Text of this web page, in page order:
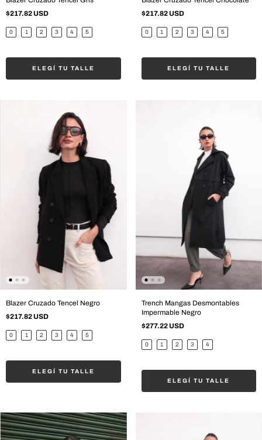
$217.82 USD
0 1 2 3 4 5
ELEGÍ TU TALLE
$217.82 USD
0 1 2 3 4 5
ELEGÍ TU TALLE
Blazer Cruzado Tencel Negro
$217.82 USD
0 1 2 3 4 5
ELEGÍ TU TALLE
Trench Mangas Desmontables
Impermable Negro
$277.22 USD
0 1 2 3 4
ELEGÍ TU TALLE